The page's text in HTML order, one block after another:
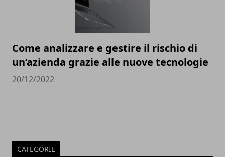
Come analizzare e gestire il rischio di
un’azienda grazie alle nuove tecnologie
20/12/2022
CATEGORIE